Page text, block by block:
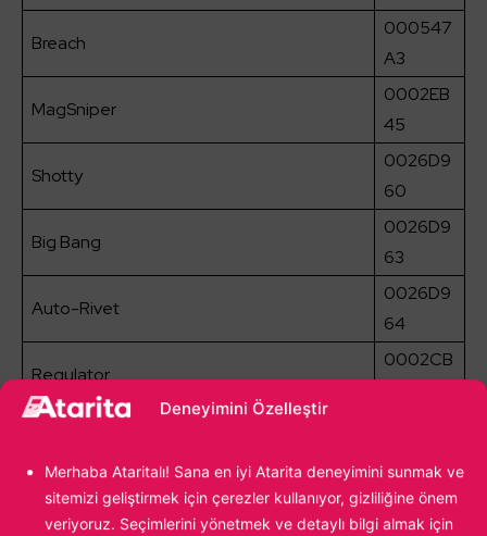
Deneyimini Özelleştir
Merhaba Ataritalı! Sana en iyi Atarita deneyimini sunmak ve
sitemizi geliştirmek için çerezler kullanıyor, gizliliğine önem
veriyoruz. Seçimlerini yönetmek ve detaylı bilgi almak için
Breach
000547
A3
MagSniper
0002EB
45
Shotty
0026D9
60
Big Bang
0026D9
63
Auto-Rivet
0026D9
64
Regulator
0002CB
Bridger
0026D9
6A